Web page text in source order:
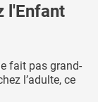
l'Enfant
fait pas grand-
l’adulte, ce